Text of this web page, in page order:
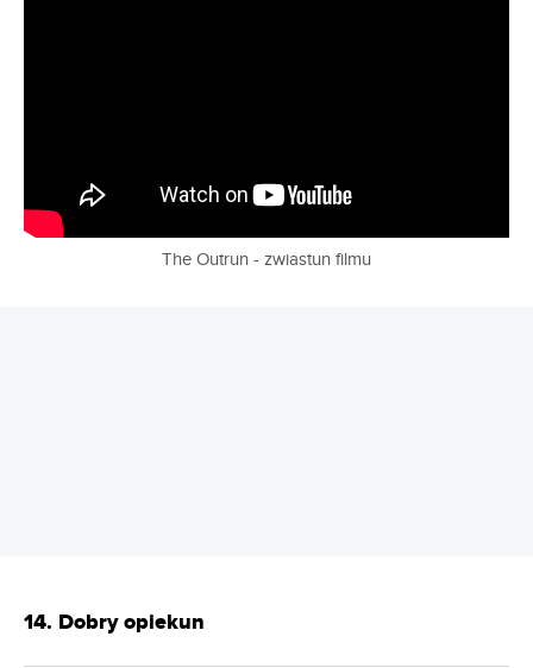
The Outrun - zwiastun filmu
14. Dobry opiekun